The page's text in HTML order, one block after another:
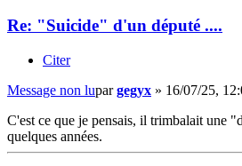
Re: "Suicide" d'un député ....
Citer
Message non lupargegyx » 16/07/25,
C'est ce que je pensais, il trimbalait une
quelques années.